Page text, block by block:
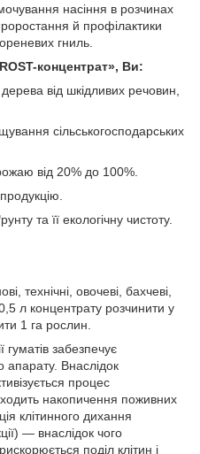
насіння в розчинах
проростання й профілактики
гниль.
концентрат», Ви:
від шкідливих речовин,
сільськогосподарських
від 20% до 100%.
та її екологічну чистоту.
технічні, овочеві, бахчеві,
0,5 л концентрату розчинити у
1 га рослин.
гуматів забезпечує
апарату. Внаслідок
процес
накопичення поживних
клітинного дихання
— внаслідок чого
поділ клітин і